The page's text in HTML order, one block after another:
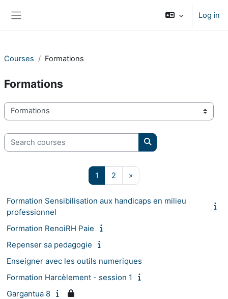
Log in
Courses Formations
Formations
Course categories
Search courses
Search courses
1 Page 1
2 Page 2
»
Formation Sensibilisation aux handicaps en milieu
professionnel
Formation RenoiRH Paie
Repenser sa pedagogie
Enseigner avec les outils numeriques
Formation Harcèlement - session 1
Gargantua 8